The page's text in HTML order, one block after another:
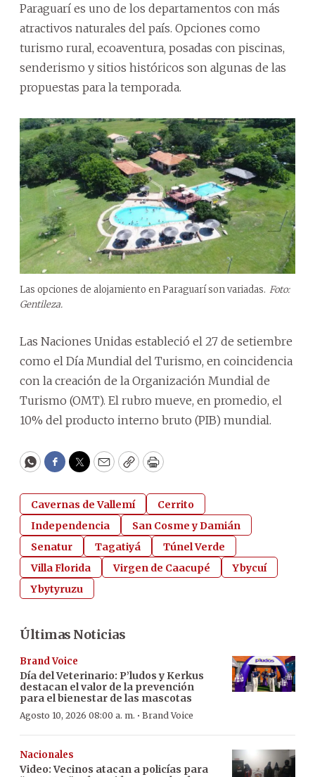
Paraguarí es uno de los departamentos con más
atractivos naturales del país. Opciones como
turismo rural, ecoaventura, posadas con piscinas,
senderismo y sitios históricos son algunas de las
propuestas para la temporada.
Las opciones de alojamiento en Paraguarí son variadas. Foto:
Gentileza.
Las Naciones Unidas estableció el 27 de setiembre
como el Día Mundial del Turismo, en coincidencia
con la creación de la Organización Mundial de
Turismo (OMT). El rubro mueve, en promedio, el
10% del producto interno bruto (PIB) mundial.
WhatsApp
Facebook
Twitter
EmailCopyPrint
Cavernas de Vallemí
Cerrito
Independencia
San Cosme y Damián
Senatur
Tagatiyá
Túnel Verde
Villa Florida
Virgen de Caacupé
Ybycuí
Ybytyruzu
Últimas Noticias
Brand Voice
Día del Veterinario: P’ludos y Kerkus
destacan el valor de la prevención
para el bienestar de las mascotas
Agosto 10, 2026 08:00 a. m. · Brand Voice
Nacionales
Video: Vecinos atacan a policías para